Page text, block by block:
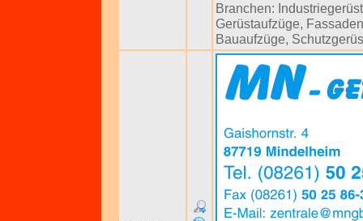
Branchen:
Gerüstaufzüge,
Bauaufzüge,